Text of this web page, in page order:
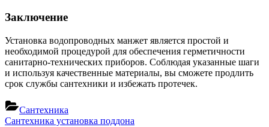
Заключение
Установка водопроводных манжет является простой и
необходимой процедурой для обеспечения герметичности
санитарно-технических приборов. Соблюдая указанные шаги
и используя качественные материалы, вы сможете продлить
срок службы сантехники и избежать протечек.
Сантехника
Навигация
Previous
Сантехника установка поддона